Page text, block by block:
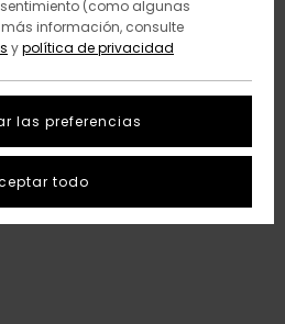
(como algunas
información, consulte
ypolítica de privacidad
las preferencias
todo